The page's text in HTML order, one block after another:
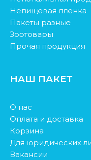
Непищевая пленка
Пакеты разные
Зоотовары
Прочая продукция
НАШ ПАКЕТ
О нас
Оплата и доставка
Корзина
Для юридических
Вакансии